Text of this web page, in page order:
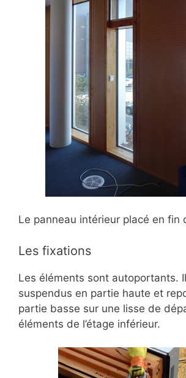
Le panneau intérieur placé en fin
Les fixations
Les éléments sont autoportants.
suspendus en partie haute et
partie basse sur une lisse de
éléments de l’étage inférieur.